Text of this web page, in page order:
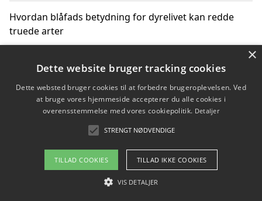
Hvordan blåfads betydning for dyrelivet kan redde
truede arter
Hvordan kan gaver til unge voksne støtte bevarelsen
Copyright 2026 - Pilanto Aps
Om / kontakt
Blog Betingelser
×
Dette website bruger tracking cookies
Dette websted bruger cookies til at forbedre brugeroplevelsen. Ved
at bruge vores hjemmeside accepterer du alle cookies i
overensstemmelse med vores cookiepolitik. Detaljer
STRENGT NØDVENDIGE
TILLAD COOKIES TILLAD IKKE COOKIES
VIS DETALJER